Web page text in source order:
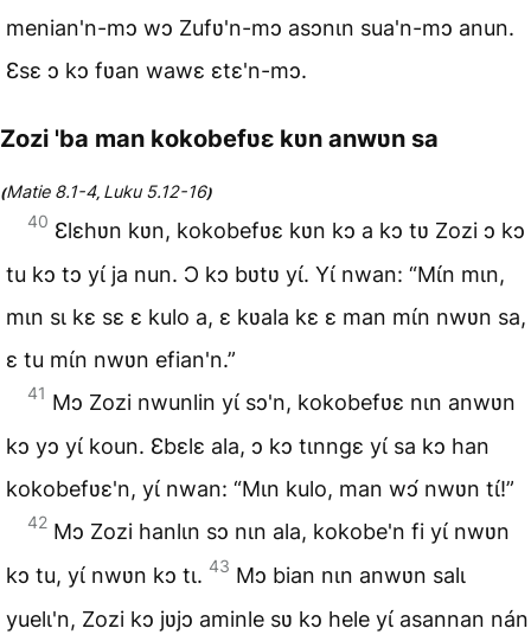
menian'n-mɔ wɔ Zufʋ'n-mɔ asɔnɩn sua'n-mɔ anun.
Ɛsɛ ɔ kɔ fʋan wawɛ ɛtɛ'n-mɔ.
Zozi 'ba man kokobefʋɛ kʋn anwʋn sa
(Matie 8.1-4, Luku 5.12-16)
40 Ɛlɛhʋn kʋn, kokobefʋɛ kʋn kɔ a kɔ tʋ Zozi ɔ kɔ
tu kɔ tɔ yɩ́ ja nun. Ɔ kɔ bʋtʋ yɩ́. Yɩ́ nwan: “Mɩ́n mɩn,
mɩn sɩ kɛ sɛ ɛ kulo a, ɛ kʋala kɛ ɛ man mɩ́n nwʋn sa,
ɛ tu mɩ́n nwʋn efian'n.”
41 Mɔ Zozi nwunlin yɩ́ sɔ'n, kokobefʋɛ nɩn anwʋn
kɔ yɔ yɩ́ koun. Ɛbɛlɛ ala, ɔ kɔ tɩnngɛ yɩ́ sa kɔ han
kokobefʋɛ'n, yɩ́ nwan: “Mɩn kulo, man wɔ́ nwʋn tɩ́!”
42 Mɔ Zozi hanlɩn sɔ nɩn ala, kokobe'n fi yɩ́ nwʋn
kɔ tu, yɩ́ nwʋn kɔ tɩ. 43 Mɔ bian nɩn anwʋn salɩ
yuelɩ'n, Zozi kɔ jʋjɔ aminle sʋ kɔ hele yɩ́ asannan nán